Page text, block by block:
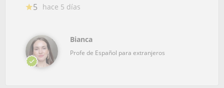
5 hace 5 días
Bianca
Profe de Español para extranjeros